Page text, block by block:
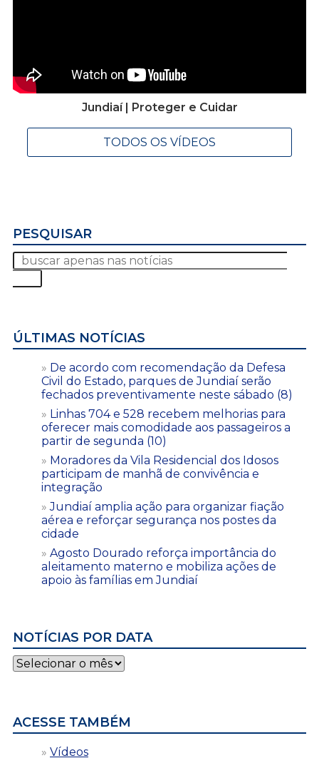
Jundiaí | Proteger e Cuidar
TODOS OS VÍDEOS
PESQUISAR
ÚLTIMAS NOTÍCIAS
De acordo com recomendação da Defesa
Civil do Estado, parques de Jundiaí serão
fechados preventivamente neste sábado (8)
Linhas 704 e 528 recebem melhorias para
oferecer mais comodidade aos passageiros a
partir de segunda (10)
Moradores da Vila Residencial dos Idosos
participam de manhã de convivência e
integração
Jundiaí amplia ação para organizar fiação
aérea e reforçar segurança nos postes da
cidade
Agosto Dourado reforça importância do
aleitamento materno e mobiliza ações de
apoio às famílias em Jundiaí
NOTÍCIAS POR DATA
Notícias
por
ACESSE TAMBÉM
Vídeos